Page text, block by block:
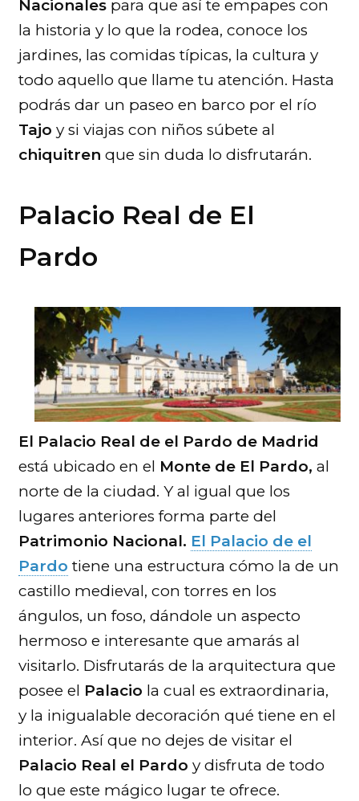
Nacionales para que así te empapes con
la historia y lo que la rodea, conoce los
jardines, las comidas típicas, la cultura y
todo aquello que llame tu atención. Hasta
podrás dar un paseo en barco por el río
Tajoy si viajas con niños súbete al
chiquitrenque sin duda lo disfrutarán.
Palacio Real de El
Pardo
El Palacio Real de el Pardo de Madrid
está ubicado en el Monte de El Pardo, al
norte de la ciudad. Y al igual que los
lugares anteriores forma parte del
Patrimonio Nacional. El Palacio de el
Pardo tiene una estructura cómo la de un
castillo medieval, con torres en los
ángulos, un foso, dándole un aspecto
hermoso e interesante que amarás al
visitarlo. Disfrutarás de la arquitectura que
posee el Palacio la cual es extraordinaria,
y la inigualable decoración qué tiene en el
interior. Así que no dejes de visitar el
Palacio Real el Pardoy disfruta de todo
lo que este mágico lugar te ofrece.